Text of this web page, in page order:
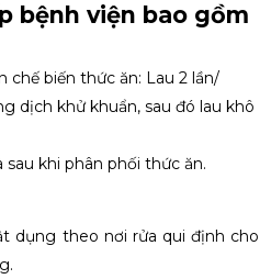
bệnh viện bao gồm
chế biến thức ăn: Lau 2 lần/
dịch khử khuẩn, sau đó lau khô
sau khi phân phối thức ăn.
theo nơi rửa qui định cho